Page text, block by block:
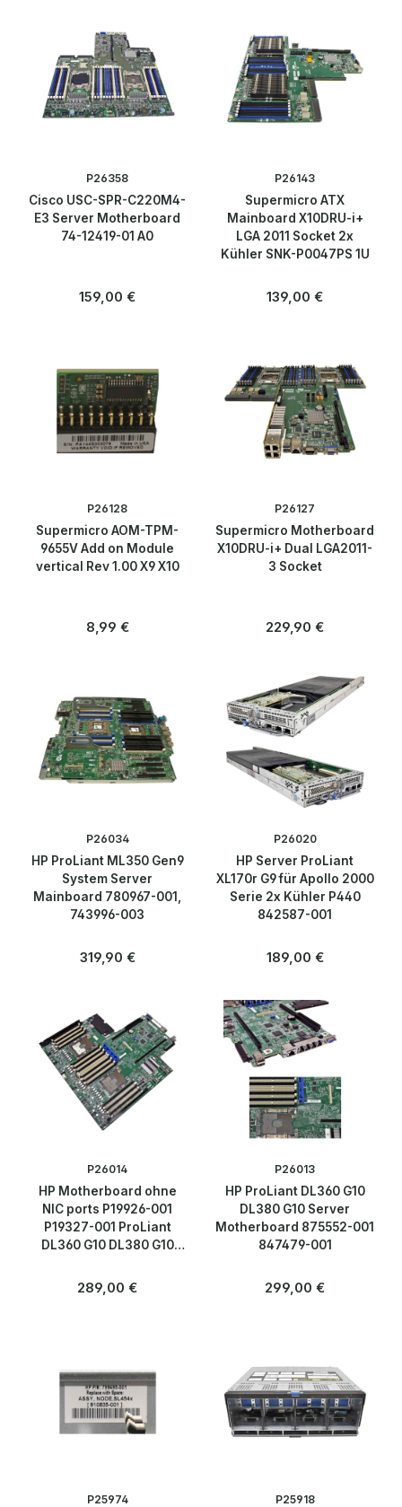
P26358
Cisco USC-SPR-C220M4-
E3 Server Motherboard
74-12419-01 A0
Regulärer Preis:
159,00 €
P26143
Supermicro ATX
Mainboard X10DRU-i+
LGA 2011 Socket 2x
Kühler SNK-P0047PS 1U
Regulärer Preis:
139,00 €
P26128
Supermicro AOM-TPM-
9655V Add on Module
vertical Rev 1.00 X9 X10
Regulärer Preis:
8,99 €
P26127
Supermicro Motherboard
X10DRU-i+ Dual LGA2011-
3 Socket
Regulärer Preis:
229,90 €
P26034
HP ProLiant ML350 Gen9
System Server
Mainboard 780967-001,
743996-003
Regulärer Preis:
319,90 €
P26020
HP Server ProLiant
XL170r G9 für Apollo 2000
Serie 2x Kühler P440
842587-001
Regulärer Preis:
189,00 €
P26014
HP Motherboard ohne
NIC ports P19926-001
P19327-001 ProLiant
DL360 G10 DL380 G10
Regulärer Preis:
289,00 €
P26013
HP ProLiant DL360 G10
DL380 G10 Server
Motherboard 875552-001
847479-001
Regulärer Preis:
299,00 €
P25974 P25918